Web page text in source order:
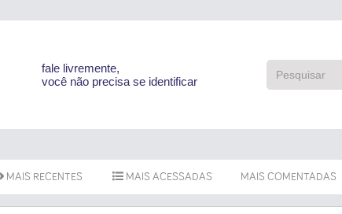
fale livremente,
você não precisa se identificar
MAIS RECENTES MAIS ACESSADAS MAIS COMENTADAS